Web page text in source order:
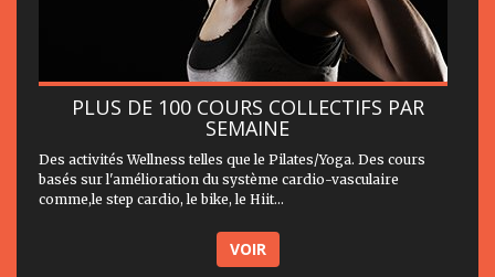
PLUS DE 100 COURS COLLECTIFS PAR
SEMAINE
Des activités Wellness telles que le Pilates/Yoga. Des cours
basés sur l'amélioration du système cardio-vasculaire
comme,le step cardio, le bike, le Hiit...
VOIR